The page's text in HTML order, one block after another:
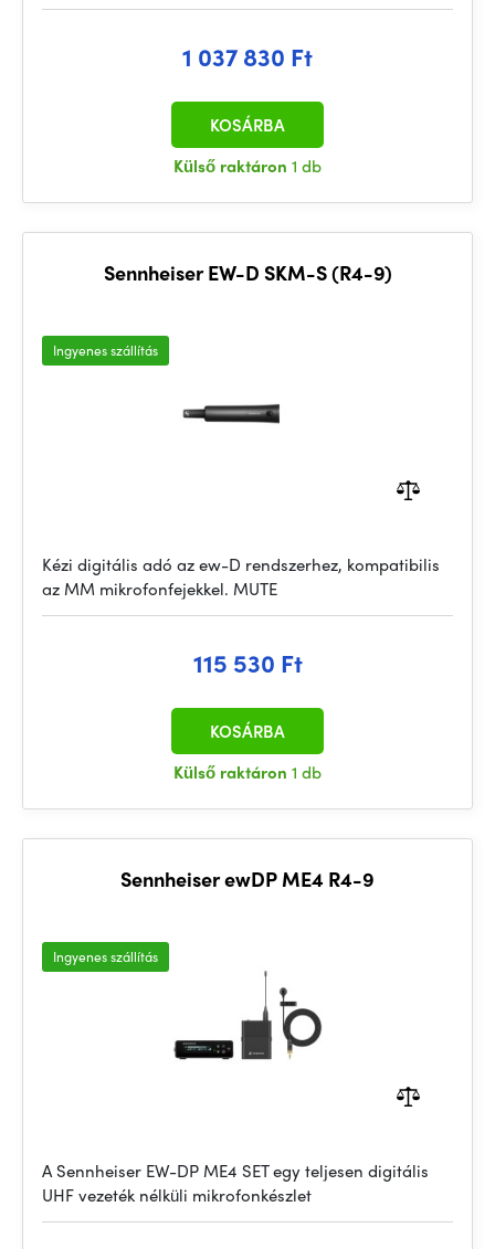
1 037 830 Ft
Külső raktáron 1 db
KOSÁRBA
Sennheiser EW-D SKM-S (R4-9)
Ingyenes szállítás
Kézi digitális adó az ew-D rendszerhez, kompatibilis
az MM mikrofonfejekkel. MUTE
115 530 Ft
Külső raktáron 1 db
KOSÁRBA
Sennheiser ewDP ME4 R4-9
Ingyenes szállítás
A Sennheiser EW-DP ME4 SET egy teljesen digitális
UHF vezeték nélküli mikrofonkészlet